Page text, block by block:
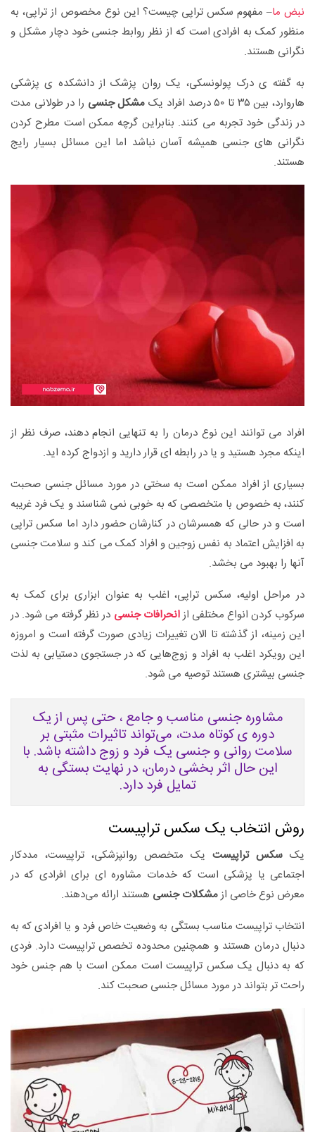
نبض ما– مفهوم سکس تراپی چیست؟ این نوع مخصوص از تراپی، به
منظور کمک به افرادی است که از نظر روابط جنسی خود دچار مشکل و
نگرانی هستند.
به گفته ی درک پولونسکی، یک روان پزشک از دانشکده ی پزشکی
هاروارد، بین ۳۵ تا ۵۰ درصد افراد یک
مشکل جنسی را در طولانی مدت
در زندگی خود تجربه می کنند. بنابراین گرچه ممکن است مطرح کردن
نگرانی های جنسی همیشه آسان نباشد اما این مسائل بسیار رایج
هستند.
افراد می توانند این نوع درمان را به تنهایی انجام دهند، صرف نظر از
اینکه مجرد هستید و یا در رابطه ای قرار دارید و ازدواج کرده اید.
بسیاری از افراد ممکن است به سختی در مورد مسائل جنسی صحبت
کنند، به خصوص با متخصصی که به خوبی نمی شناسند و یک فرد غریبه
است و در حالی که همسرشان در کنارشان حضور دارد اما سکس تراپی
به افزایش اعتماد به نفس زوجین و افراد کمک می کند و سلامت جنسی
آنها را بهبود می بخشد.
در مراحل اولیه، سکس تراپی، اغلب به عنوان ابزاری برای کمک به
سرکوب کردن انواع مختلفی ازانحرافات جنسی در نظر گرفته می شود. در
این زمینه، از گذشته تا الان تغییرات زیادی صورت گرفته است و امروزه
این رویکرد اغلب به افراد و زوج‌هایی که در جستجوی دستیابی به لذت
جنسی بیشتری هستند توصیه می شود.
مشاوره جنسی مناسب و جامع ، حتی پس از یک
دوره ی کوتاه مدت، می‌تواند تاثیرات مثبتی بر
سلامت روانی و جنسی یک فرد و زوج داشته باشد. با
این حال اثر بخشی درمان، در نهایت بستگی به
تمایل فرد دارد.
روش انتخاب یک سکس تراپیست
یک سکس تراپیست یک متخصص روانپزشکی، تراپیست، مددکار
اجتماعی یا پزشکی است که خدمات مشاوره ای برای افرادی که در
معرض نوع خاصی ازمشکلات جنسی هستند ارائه می‌دهند.
انتخاب تراپیست مناسب بستگی به وضعیت خاص فرد و یا افرادی که به
دنبال درمان هستند و همچنین محدوده تخصص تراپیست دارد. فردی
که به دنبال یک سکس تراپیست است ممکن است با هم جنس خود
راحت تر بتواند در مورد مسائل جنسی صحبت کند.